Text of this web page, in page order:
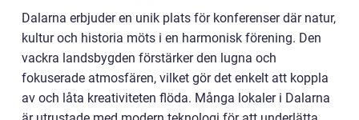
Dalarna erbjuder en unik plats för konferenser där natur,
kultur och historia möts i en harmonisk förening. Den
vackra landsbygden förstärker den lugna och
fokuserade atmosfären, vilket gör det enkelt att koppla
av och låta kreativiteten flöda. Många lokaler i Dalarna